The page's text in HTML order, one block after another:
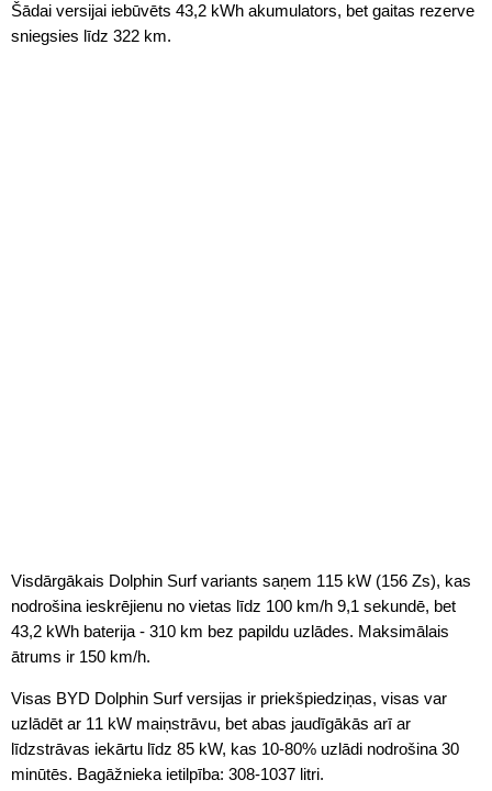
Šādai versijai iebūvēts 43,2 kWh akumulators, bet gaitas rezerve
sniegsies līdz 322 km.
Visdārgākais Dolphin Surf variants saņem 115 kW (156 Zs), kas
nodrošina ieskrējienu no vietas līdz 100 km/h 9,1 sekundē, bet
43,2 kWh baterija - 310 km bez papildu uzlādes. Maksimālais
ātrums ir 150 km/h.
Visas BYD Dolphin Surf versijas ir priekšpiedziņas, visas var
uzlādēt ar 11 kW maiņstrāvu, bet abas jaudīgākās arī ar
līdzstrāvas iekārtu līdz 85 kW, kas 10-80% uzlādi nodrošina 30
minūtēs. Bagāžnieka ietilpība: 308-1037 litri.